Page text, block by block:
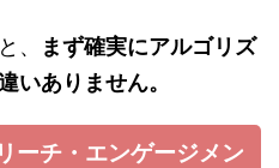
、
まず確実にアルゴリズ
いありません。
ーチ・エンゲージメン